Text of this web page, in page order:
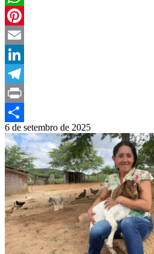
WhatsApp
Pinterest
Email
LinkedIn
Telegram
Print
Compartilhar
6 de setembro de 2025